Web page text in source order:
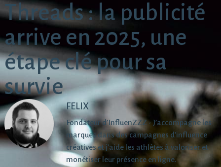
Threads : la publicité
arrive en 2025, une
étape clé pour sa
survie
FELIX
Fondateur d’InfluenZZZ - J’accompagne les
marques dans des campagnes d’influence
créatives et j’aide les athlètes à valoriser et
monétiser leur présence en ligne.